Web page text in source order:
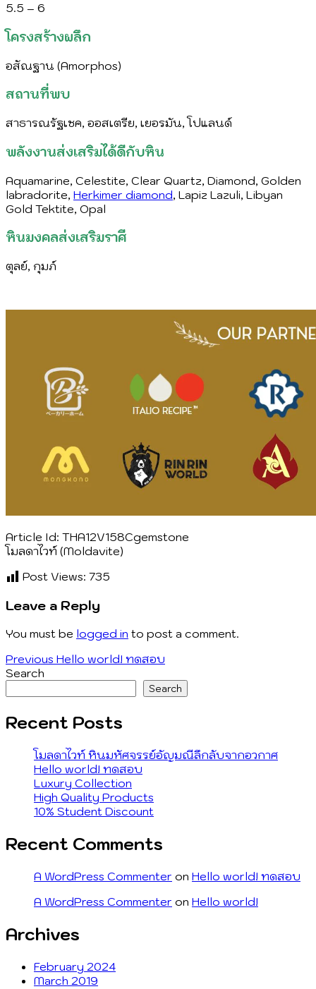
5.5 – 6
โครงสร้างผลึก
อสัณฐาน (Amorphos)
สถานที่พบ
สาธารณรัฐเชค, ออสเตรีย, เยอรมัน, โปแลนด์
พลังงานส่งเสริมได้ดีกับหิน
Aquamarine, Celestite, Clear Quartz, Diamond, Golden
labradorite, Herkimer diamond, Lapiz Lazuli, Libyan
Gold Tektite, Opal
หินมงคลส่งเสริมราศี
ตุลย์, กุมภ์
Article Id: THA12V158Cgemstone
โมลดาไวท์ (Moldavite)
Post Views: 735
Leave a Reply
You must be logged in to post a comment.
Post
navigation
Previous Previous
Hello world! ทดสอบ
Search
Search
Recent Posts
โมลดาไวท์ หินมหัศจรรย์อัญมณีลึกลับจากอวกาศ
Hello world! ทดสอบ
Luxury Collection
High Quality Products
10% Student Discount
Recent Comments
A WordPress Commenter on Hello world! ทดสอบ
A WordPress Commenter on Hello world!
Archives
February 2024
March 2019